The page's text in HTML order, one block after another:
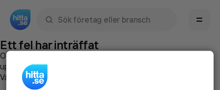
Ett fel har inträffat
Om du vill kan du
uppstod så att vi lättare och snabbare kan avhjälpa det.
Vänligen försök med följande: